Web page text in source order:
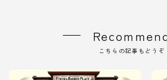
こちらの記事もどうぞ